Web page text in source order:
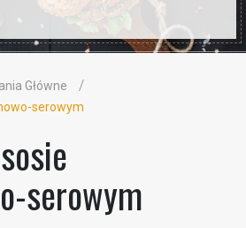
Główne
serowym
serowym